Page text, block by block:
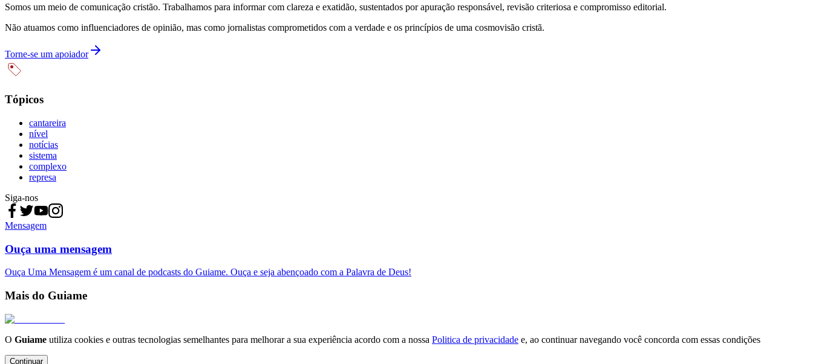
Somos um meio de comunicação cristão. Trabalhamos para informar com clareza e exatidão, sustentados por apuração responsável, revisão criteriosa e compromisso editorial.
Não atuamos como influenciadores de opinião, mas como jornalistas comprometidos com a verdade e os princípios de uma cosmovisão cristã.
Torne-se um apoiador
Tópicos
cantareira
nível
notícias
sistema
complexo
represa
Siga-nos
Mensagem
Ouça uma mensagem
Ouça Uma Mensagem é um canal de podcasts do Guiame. Ouça e seja abençoado com a Palavra de Deus!
Mais do Guiame
O Guiame utiliza cookies e outras tecnologias semelhantes para melhorar a sua experiência acordo com a nossa Politica de privacidade e, ao continuar navegando você concorda com essas condições
Continuar